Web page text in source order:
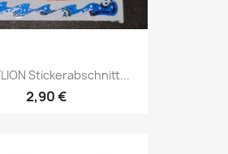
Stickerabschnitt...
2,90 €